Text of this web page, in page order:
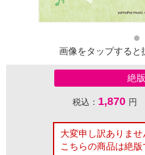
画像をタップすると
絶版
税込： 1,870 円
大変申し訳ありませ
こちらの商品は絶版